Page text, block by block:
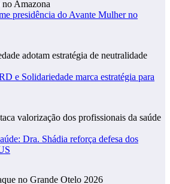
presidência do Avante Mulher no
e Solidariedade marca estratégia para
Dra. Shádia reforça defesa dos